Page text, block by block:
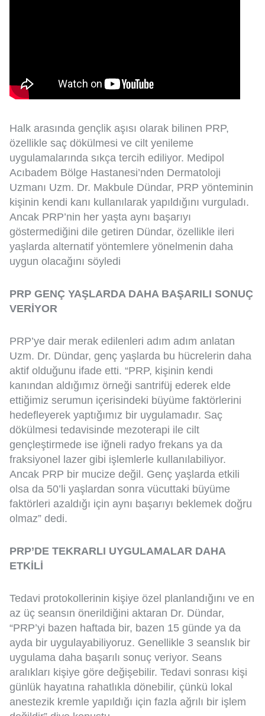
Halk arasında gençlik aşısı olarak bilinen PRP,
özellikle saç dökülmesi ve cilt yenileme
uygulamalarında sıkça tercih ediliyor. Medipol
Acıbadem Bölge Hastanesi’nden Dermatoloji
Uzmanı Uzm. Dr. Makbule Dündar, PRP yönteminin
kişinin kendi kanı kullanılarak yapıldığını vurguladı.
Ancak PRP’nin her yaşta aynı başarıyı
göstermediğini dile getiren Dündar, özellikle ileri
yaşlarda alternatif yöntemlere yönelmenin daha
uygun olacağını söyledi
PRP GENÇ YAŞLARDA DAHA BAŞARILI SONUÇ
VERİYOR
PRP’ye dair merak edilenleri adım adım anlatan
Uzm. Dr. Dündar, genç yaşlarda bu hücrelerin daha
aktif olduğunu ifade etti. “PRP, kişinin kendi
kanından aldığımız örneği santrifüj ederek elde
ettiğimiz serumun içerisindeki büyüme faktörlerini
hedefleyerek yaptığımız bir uygulamadır. Saç
dökülmesi tedavisinde mezoterapi ile cilt
gençleştirmede ise iğneli radyo frekans ya da
fraksiyonel lazer gibi işlemlerle kullanılabiliyor.
Ancak PRP bir mucize değil. Genç yaşlarda etkili
olsa da 50’li yaşlardan sonra vücuttaki büyüme
faktörleri azaldığı için aynı başarıyı beklemek doğru
olmaz” dedi.
PRP’DE TEKRARLI UYGULAMALAR DAHA
ETKİLİ
Tedavi protokollerinin kişiye özel planlandığını ve en
az üç seansın önerildiğini aktaran Dr. Dündar,
“PRP’yi bazen haftada bir, bazen 15 günde ya da
ayda bir uygulayabiliyoruz. Genellikle 3 seanslık bir
uygulama daha başarılı sonuç veriyor. Seans
aralıkları kişiye göre değişebilir. Tedavi sonrası kişi
günlük hayatına rahatlıkla dönebilir, çünkü lokal
anestezik kremle yapıldığı için fazla ağrılı bir işlem